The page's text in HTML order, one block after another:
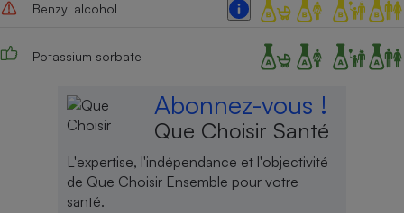
Benzyl alcohol
Potassium sorbate
Abonnez-vous !
Que Choisir Santé
L'expertise, l'indépendance et l'objectivité
de Que Choisir Ensemble pour votre
santé.